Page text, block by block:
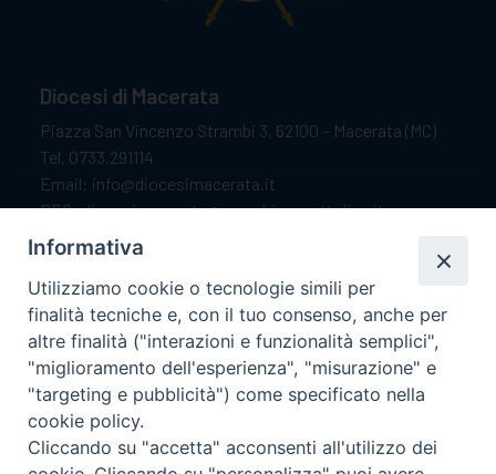
Diocesi di Macerata
Piazza San Vincenzo Strambi 3, 62100 – Macerata (MC)
Tel. 0733.291114
Email: info@diocesimacerata.it
PEC: diocesimacerata@pec.chiesacattolica.it
Comunicazioni urgenti WhatsApp:
Orari di apertura
Dal lunedì al sabato dalle 9.30 alle 12.00.
Il pomeriggio solo su appuntamento.
Informativa
Utilizziamo cookie o tecnologie simili per
finalità tecniche e, con il tuo consenso, anche per
altre finalità ("interazioni e funzionalità semplici",
"miglioramento dell'esperienza", "misurazione" e
"targeting e pubblicità") come specificato nella
cookie policy.
Cliccando su "accetta" acconsenti all'utilizzo dei